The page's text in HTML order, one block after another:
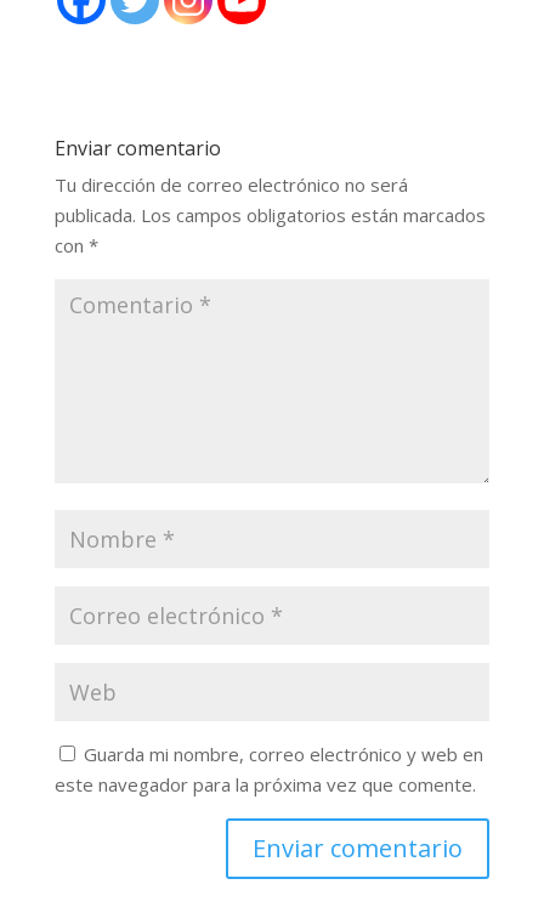
Enviar comentario
Tu dirección de correo electrónico no será
publicada. Los campos obligatorios están marcados
con *
Guarda mi nombre, correo electrónico y web en
este navegador para la próxima vez que comente.